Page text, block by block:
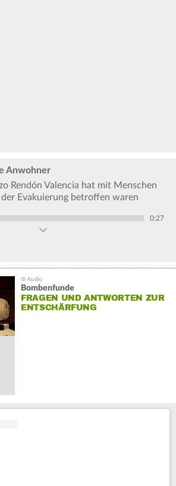
Anwohner
Rendón Valencia hat mit Menschen
Evakuierung betroffen waren
0:27
Bombenfunde
FRAGEN UND ANTWORTEN ZUR
ENTSCHÄRFUNG